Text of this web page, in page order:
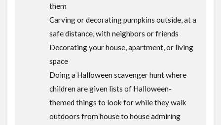
them
Carving or decorating pumpkins outside, at a
safe distance, with neighbors or friends
Decorating your house, apartment, or living
space
Doing a Halloween scavenger hunt where
children are given lists of Halloween-
themed things to look for while they walk
outdoors from house to house admiring